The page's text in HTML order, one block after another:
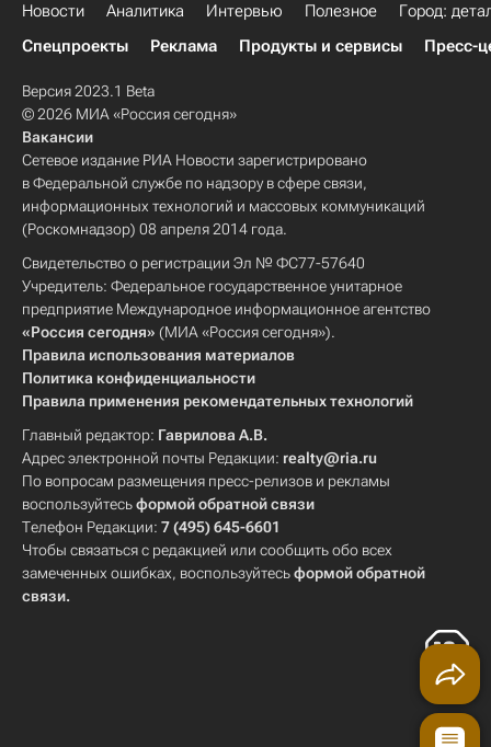
Новости Аналитика Интервью Полезное
Город:
Спецпроекты
Реклама Продукты и сервисы Пресс-
Версия 2023.1 Beta
© 2026 МИА «Россия сегодня»
Вакансии
Сетевое издание РИА Новости зарегистрировано
в Федеральной службе по надзору в сфере связи,
информационных технологий и массовых коммуникаций
(Роскомнадзор) 08 апреля 2014 года.
Свидетельство о регистрации Эл № ФС77-57640
Учредитель: Федеральное государственное унитарное
предприятие Международное информационное агентство
«Россия сегодня» (МИА «Россия сегодня»).
Правила использования материалов
Политика конфиденциальности
Правила применения рекомендательных технологий
Главный редактор: Гаврилова А.В.
Адрес электронной почты Редакции: realty@ria.ru
По вопросам размещения пресс-релизов и рекламы
воспользуйтесьформой обратной связи
Телефон Редакции: 7 (495) 645-6601
Чтобы связаться с редакцией или сообщить обо всех
замеченных ошибках, воспользуйтесьформой обратной
связи.